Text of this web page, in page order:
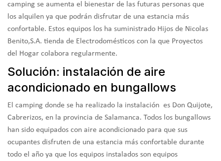
camping se aumenta el bienestar de las futuras personas que
los alquilen ya que podrán disfrutar de una estancia más
confortable. Estos equipos los ha suministrado Hijos de Nicolas
Benito,S.A. tienda de Electrodomésticos con la que Proyectos
del Hogar colabora regularmente.
Solución: instalación de aire
acondicionado en bungallows
El camping donde se ha realizado la instalación es Don Quijote,
Cabrerizos, en la provincia de Salamanca. Todos los bungallows
han sido equipados con aire acondicionado para que sus
ocupantes disfruten de una estancia más confortable durante
todo el año ya que los equipos instalados son equipos